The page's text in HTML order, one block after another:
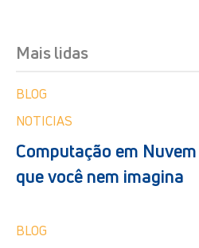
Mais lidas
BLOG
NOTICIAS
Computação em
que você nem imagina
BLOG